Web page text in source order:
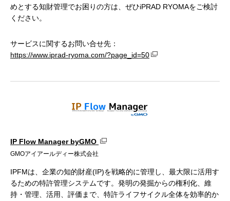
めとする知財管理でお困りの方は、ぜひiPRAD RYOMAをご検討
ください。
サービスに関するお問い合せ先：
https://www.iprad-ryoma.com/?page_id=50
IP Flow Manager byGMO
GMOアイアールディー株式会社
IPFMは、企業の知的財産(IP)を戦略的に管理し、最大限に活用す
るための特許管理システムです。発明の発掘からの権利化、維
持・管理、活用、評価まで、特許ライフサイクル全体を効率的か